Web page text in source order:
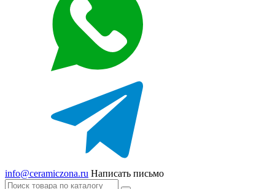
info@ceramiczona.ru Написать письмо